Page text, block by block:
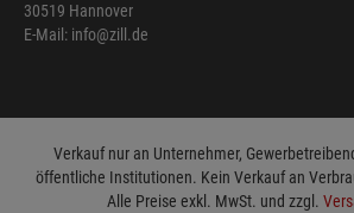
30519 Hannover
E-Mail: info@zill.de
Verkauf nur an Unternehmer,
öffentliche Institutionen. Kein Verkauf an
Alle Preise exkl. MwSt. und zzgl.